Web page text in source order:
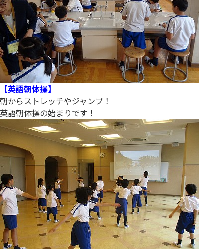
【英語朝体操】
朝からストレッチやジャンプ！
英語朝体操の始まりです！